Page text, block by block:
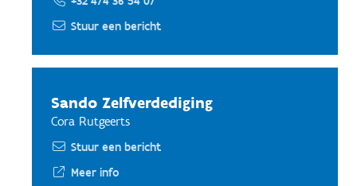
Stuur een bericht
Sando Zelfverdediging
Cora Rutgeerts
Stuur een bericht
Meer info